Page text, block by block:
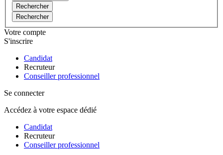
Rechercher
Rechercher
Votre compte
S'inscrire
Candidat
Recruteur
Conseiller professionnel
Se connecter
Accédez à votre espace dédié
Candidat
Recruteur
Conseiller professionnel